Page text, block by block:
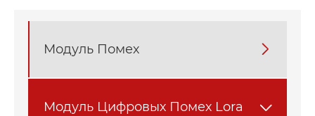
Модуль Помех 
Модуль Цифровых Помех Lora 